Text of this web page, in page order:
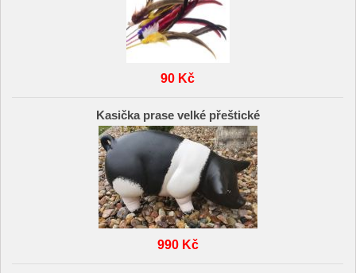
90 Kč
Kasička prase velké přeštické
990 Kč